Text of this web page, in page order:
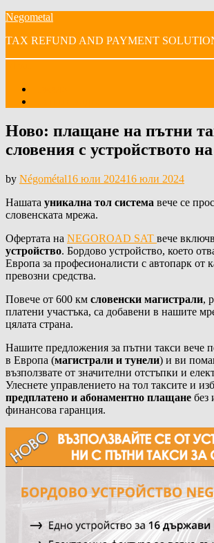
Skip
content
Negometal
TAX REFUND AND PAYMENT
Ново: плащане на пътни
словения с устройството
by NégométalPosted
16 юли 202416 юли 2024
Нашата уникална тол система вече се
словенската мрежа.
Офертата на NEGOROAD SAT вече
устройство. Бордово устройство, което
Европа за професионалисти с автопарк от
превозни средства.
Повече от 600 км словенски магистрали,
платени участъка, са добавени в нашите
цялата страна.
Нашите предложения за пътни такси вече
в Европа (магистрали и тунели) и ви
възползвате от значителни отстъпки и
Улеснете управлението на тол таксите и
предплатено и абонаментно плащане без
финансова гаранция.